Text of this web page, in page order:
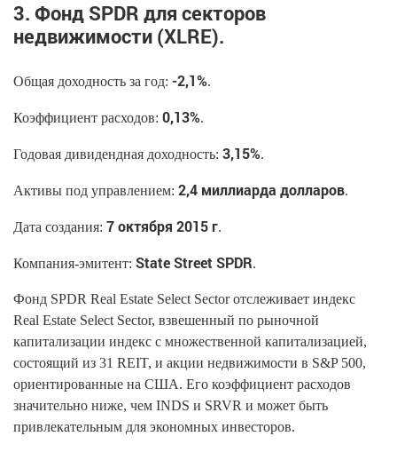
3. Фонд SPDR для секторов
недвижимости (XLRE).
Общая доходность за год: -2,1%.
Коэффициент расходов: 0,13%.
Годовая дивидендная доходность: 3,15%.
Активы под управлением: 2,4 миллиарда долларов.
Дата создания: 7 октября 2015 г.
Компания-эмитент: State Street SPDR.
Фонд SPDR Real Estate Select Sector отслеживает индекс
Real Estate Select Sector, взвешенный по рыночной
капитализации индекс с множественной капитализацией,
состоящий из 31 REIT, и акции недвижимости в S&P 500,
ориентированные на США. Его коэффициент расходов
значительно ниже, чем INDS и SRVR и может быть
привлекательным для экономных инвесторов.